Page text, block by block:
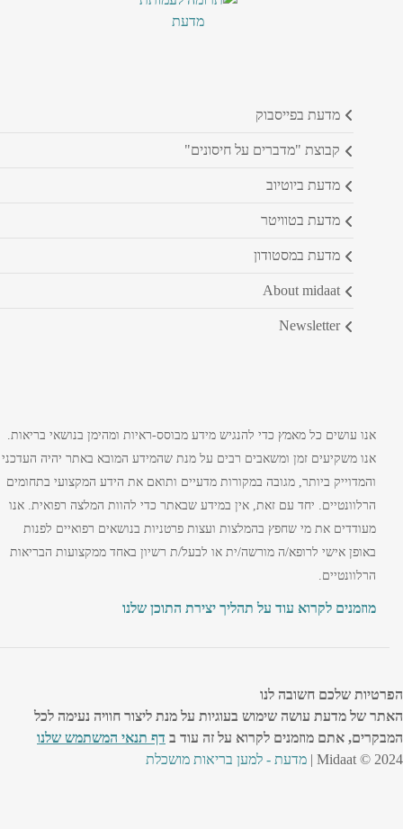
מדעת בפייסבוק
קבוצת "מדברים על חיסונים"
מדעת ביוטיוב
מדעת בטוויטר
מדעת במסטודון
about midaat
newsletter
אנו עושים כל מאמץ כדי להנגיש מידע מבוסס-ראיות ומהימן בנושאי בריאות.
אנו משקיעים זמן ומשאבים רבים על מנת שהמידע המובא באתר יהיה העדכני
והמדוייק ביותר, מגובה במקורות מדעיים ותואם את הידע המקצועי בתחומים
הרלוונטיים. יחד עם זאת, אין במידע שבאתר כדי להוות המלצה רפואית. אנו
מעודדים את מי שחפץ בהמלצות ועצות פרטניות בנושאים רפואיים לפנות
באופן אישי לרופא/ה מורשה/ית או לבעל/ת רשיון באחד ממקצועות הבריאות
הרלוונטיים.
מוזמנים לקרוא עוד על תהליך יצירת התוכן שלנו
הפרטיות שלכם חשובה לנו
האתר של מדעת עושה שימוש בעוגיות על מנת ליצור חוויה נעימה לכל
המבקרים, אתם מוזמנים לקרוא על זה עוד ב דף תנאי המשתמש שלנו
Midaat © 2024 |
מדעת - למען בריאות מושכלת